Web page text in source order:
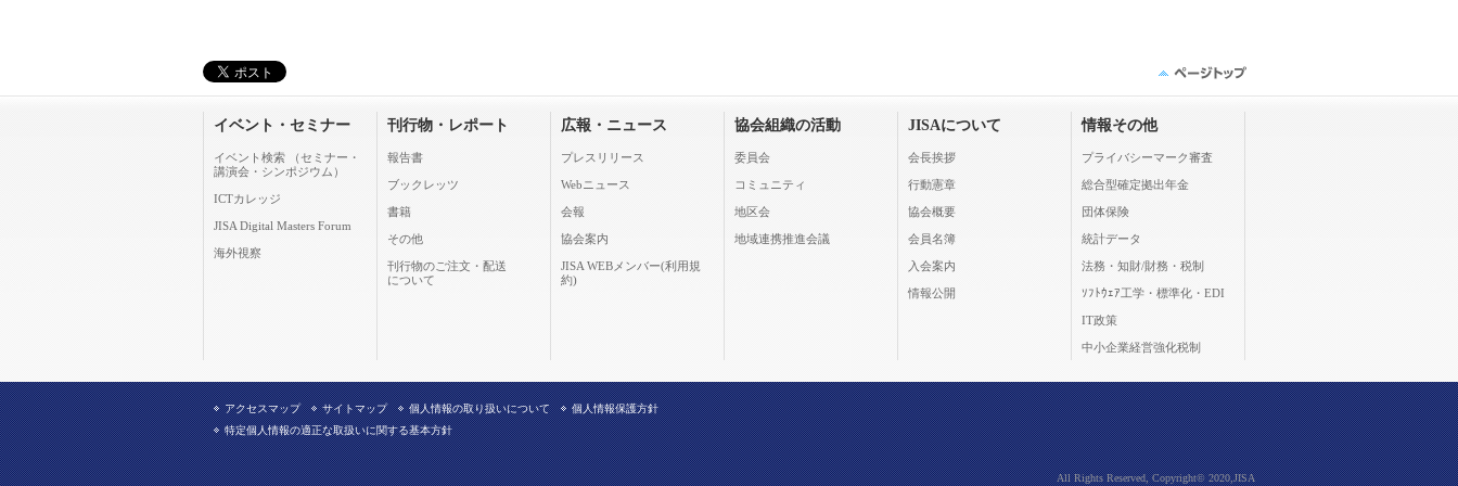
イベント・セミナー
イベント検索 （セミナー・
講演会・シンポジウム）
ICTカレッジ
JISA Digital Masters Forum
海外視察
刊行物・レポート
報告書
ブックレッツ
書籍
その他
刊行物のご注文・配送
について
広報・ニュース
プレスリリース
Webニュース
会報
協会案内
JISA WEBメンバー(利用規
約)
協会組織の活動
委員会
コミュニティ
地区会
地域連携推進会議
JISAについて
会長挨拶
行動憲章
協会概要
会員名簿
入会案内
情報公開
情報その他
プライバシーマーク審査
総合型確定拠出年金
団体保険
統計データ
法務・知財/財務・税制
ｿﾌﾄｳｪｱ工学・標準化・EDI
IT政策
中小企業経営強化税制
アクセスマップ サイトマップ 個人情報の取り扱いについて
個人情報保護方針
特定個人情報の適正な取扱いに関する基本方針
All Rights Reserved, Copyright© 2020,JISA